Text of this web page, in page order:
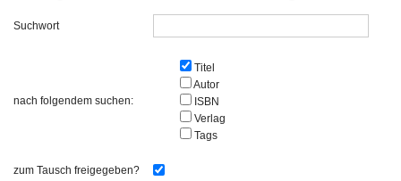
Suchwort
nach folgendem suchen:
Titel
Autor
ISBN
Verlag
Tags
zum Tausch freigegeben?